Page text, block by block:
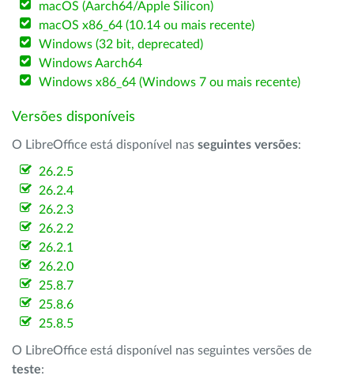
macOS (Aarch64/Apple Silicon)
macOS x86_64 (10.14 ou mais recente)
Windows (32 bit, deprecated)
Windows Aarch64
Windows x86_64 (Windows 7 ou mais recente)
Versões disponíveis
O LibreOffice está disponível nas seguintes versões:
26.2.5
26.2.4
26.2.3
26.2.2
26.2.1
26.2.0
25.8.7
25.8.6
25.8.5
O LibreOffice está disponível nas seguintes versões de
teste: